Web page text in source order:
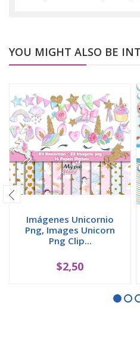
YOU MIGHT ALSO BE
Imágenes Unicornio
Png, Images Unicorn
Png Clip...
$2,50